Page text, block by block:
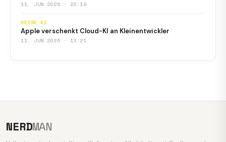
11. JUN 2026 · 22:19
HEISE KI
Apple verschenkt Cloud-KI an Kleinentwickler
11. JUN 2026 · 13:21
NERDMAN